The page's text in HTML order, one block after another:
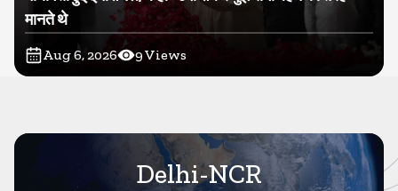
मानते थे
Aug 6, 2026 9Views
Delhi-NCR